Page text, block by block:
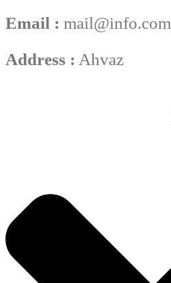
Email : mail@info.com
Address : Ahvaz